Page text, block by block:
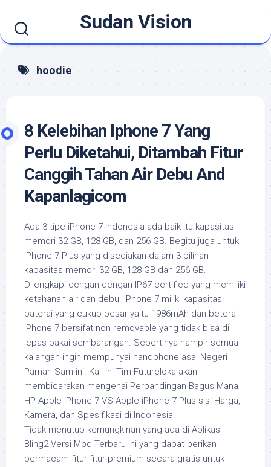
content
Sudan Vision
hoodie
8 Kelebihan Iphone 7 Yang
Perlu Diketahui, Ditambah Fitur
Canggih Tahan Air Debu And
Kapanlagicom
Ada 3 tipe iPhone 7 Indonesia ada baik itu kapasitas
memori 32 GB, 128 GB, dan 256 GB. Begitu juga untuk
iPhone 7 Plus yang disediakan dalam 3 pilihan
kapasitas memori 32 GB, 128 GB dan 256 GB.
Dilengkapi dengan dengan IP67 certified yang memiliki
ketahanan air dan debu. IPhone 7 miliki kapasitas
baterai yang cukup besar yaitu 1986mAh dan beterai
iPhone 7 bersifat non removable yang tidak bisa di
lepas pakai sembarangan. Sepertinya hampir semua
kalangan ingin mempunyai handphone asal Negeri
Paman Sam ini. Kali ini Tim Futureloka akan
membicarakan mengenai Perbandingan Bagus Mana
HP Apple iPhone 7 VS Apple iPhone 7 Plus sisi Harga,
Kamera, dan Spesifikasi di Indonesia.
Tidak menutup kemungkinan yang ada di Aplikasi
Bling2 Versi Mod Terbaru ini yang dapat berikan
bermacam fitur-fitur premium secara gratis untuk